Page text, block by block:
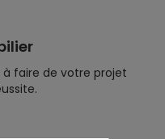
à faire de votre projet